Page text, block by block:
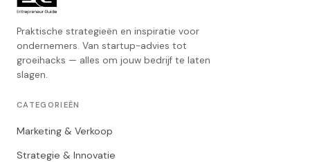
Praktische strategieën en inspiratie voor
ondernemers. Van startup-advies tot
groeihacks — alles om jouw bedrijf te laten
slagen.
CATEGORIEËN
Marketing & Verkoop
Strategie & Innovatie